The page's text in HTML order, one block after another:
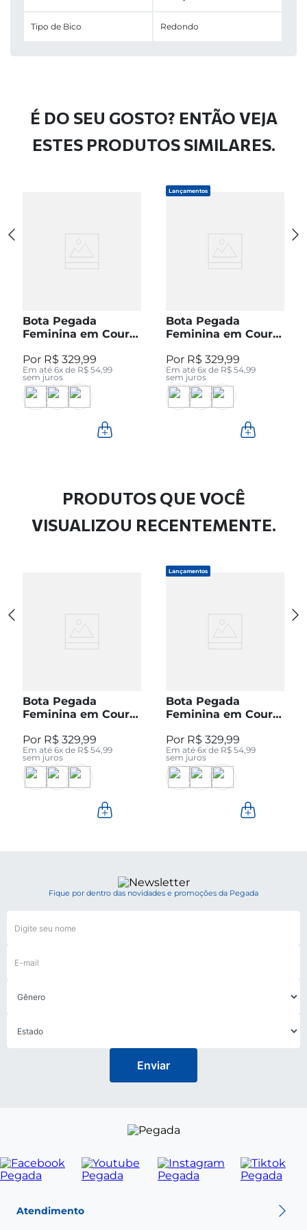
Tipo de Bico Redondo
É DO SEU GOSTO? ENTÃO VEJA
ESTES PRODUTOS SIMILARES.
Bota Pegada
Feminina em Couro
280512-04
R$ 329,99
Em até 6x de R$ 54,99
sem juros
Lançamentos
Bota Pegada
Feminina em Couro
280512-05
R$ 329,99
Em até 6x de R$ 54,99
sem juros
PRODUTOS QUE VOCÊ
VISUALIZOU RECENTEMENTE.
Bota Pegada
Feminina em Couro
280512-04
R$ 329,99
Em até 6x de R$ 54,99
sem juros
Lançamentos
Bota Pegada
Feminina em Couro
280512-05
R$ 329,99
Em até 6x de R$ 54,99
sem juros
Fique por dentro das novidades e promoções da Pegada
Enviar
Atendimento